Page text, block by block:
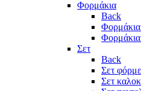
Φορμάκια
Back
Φορμάκια
Σετ
Back
Σετ
Σετ